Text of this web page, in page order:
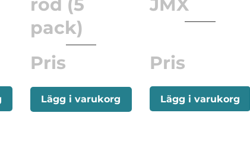
röd (5
pack)
Pris
Lägg i varukorg
JMX
Pris
Lägg i varukorg